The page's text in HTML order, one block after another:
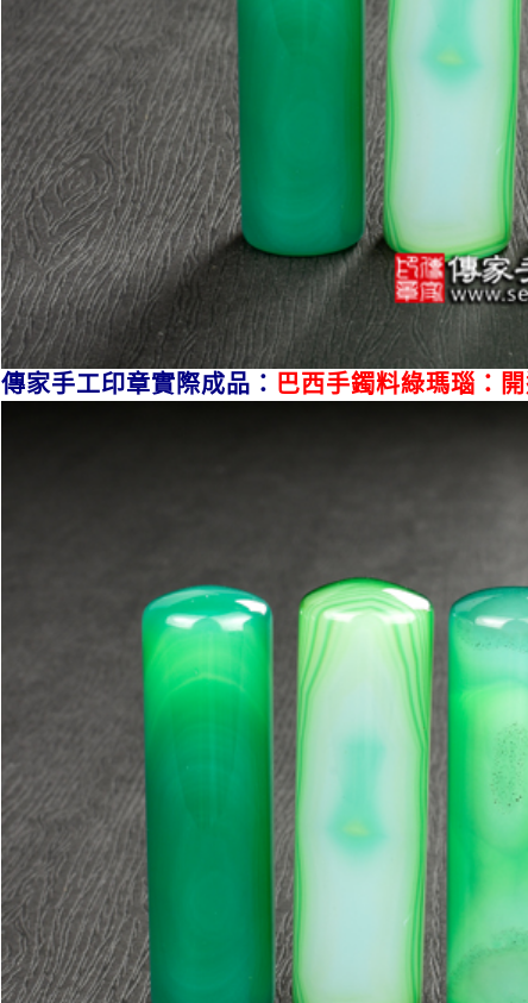
傳家手工印章實際成品： 巴西手鐲料綠瑪瑙：